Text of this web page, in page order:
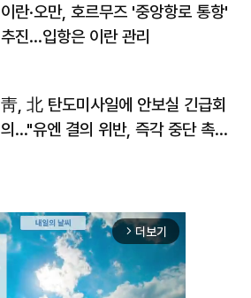
이란·오만, 호르무즈 '중앙항로 통항'
추진…입항은 이란 관리
靑, 北 탄도미사일에 안보실 긴급회
의…"유엔 결의 위반, 즉각 중단 촉
arrow_forward_ios 더보기